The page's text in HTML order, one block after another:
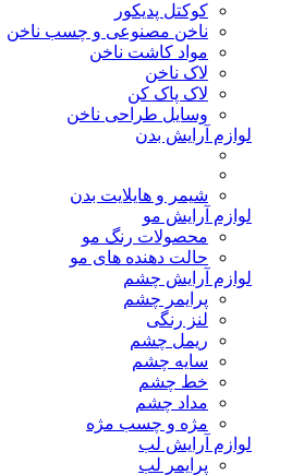
کوکتل پدیکور
ناخن مصنوعی و چسب ناخن
مواد کاشت ناخن
لاک ناخن
لاک پاک کن
وسایل طراحی ناخن
لوازم آرایش بدن
شیمر و هایلایت بدن
لوازم آرایش مو
محصولات رنگ مو
حالت دهنده های مو
لوازم آرایش چشم
پرایمر چشم
لنز رنگی
ریمل چشم
سایه چشم
خط چشم
مداد چشم
مژه و چسب مژه
لوازم آرایش لب
پرایمر لب